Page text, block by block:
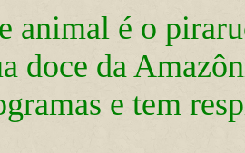
animal é o
doce da
e tem